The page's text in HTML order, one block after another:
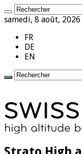
samedi, 8 août, 2026
FR
DE
EN